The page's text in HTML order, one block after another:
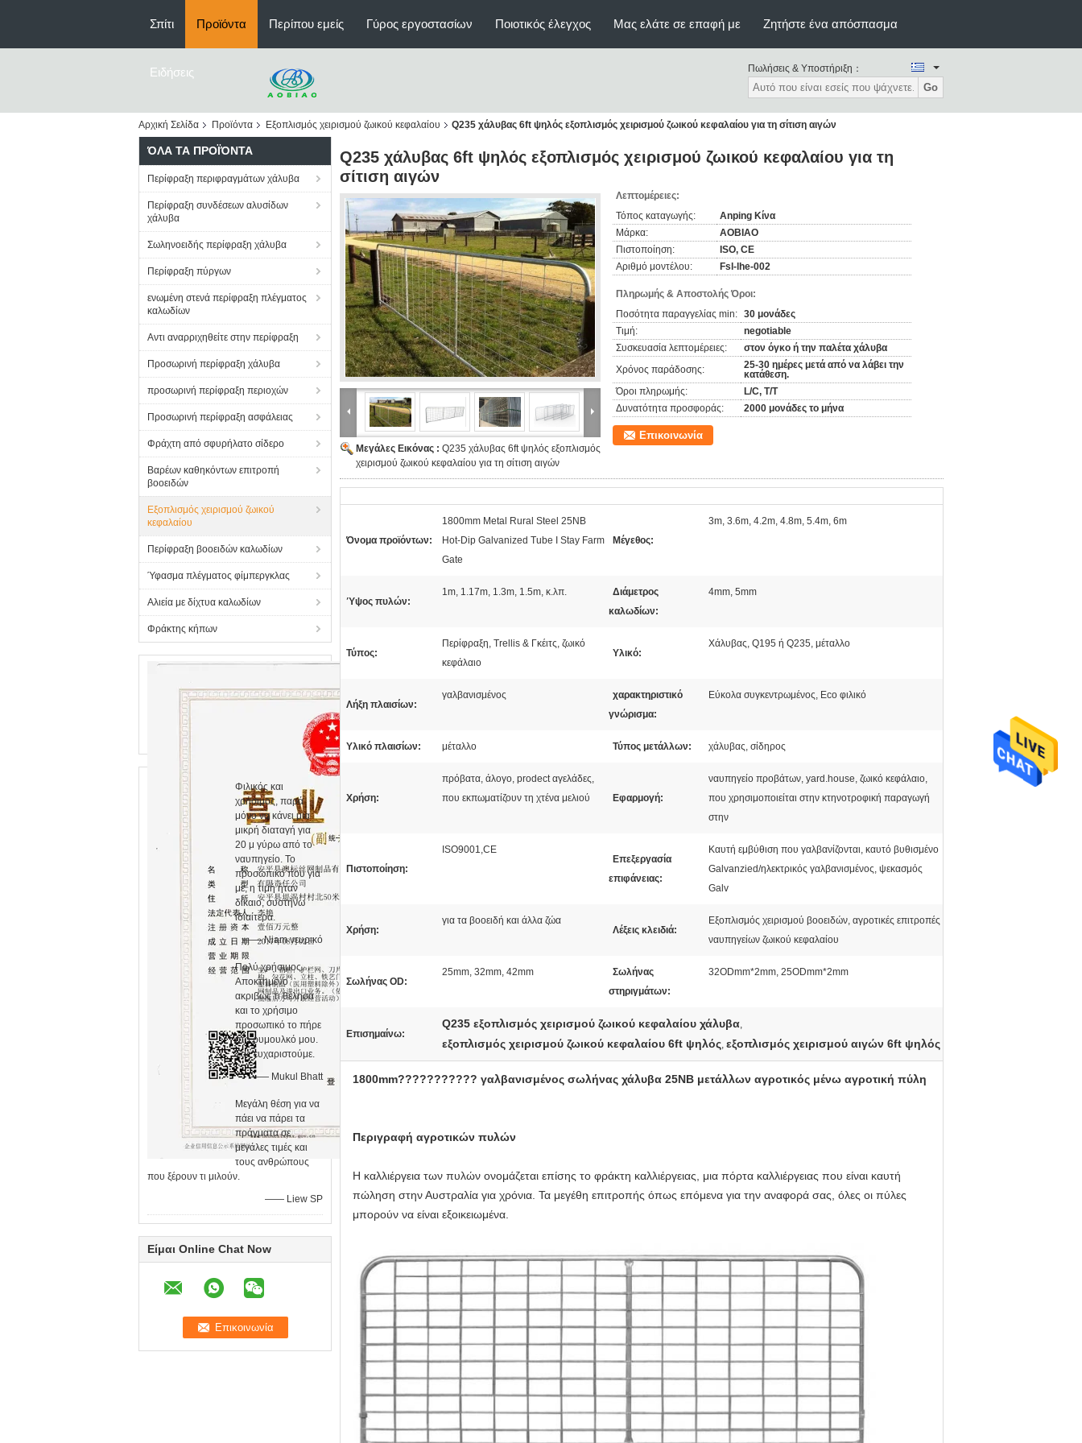
Σπίτι Προϊόντα Περίπου εμείς Γύρος εργοστασίων Ποιοτικός έλεγχος Μας ελάτε σε επαφή με Ζητήστε ένα απόσπασμα
Ειδήσεις Πωλήσεις & Υποστήριξη：
Go
Αρχική Σελίδα Προϊόντα Εξοπλισμός χειρισμού ζωικού κεφαλαίου Q235 χάλυβας 6ft ψηλός εξοπλισμός χειρισμού ζωικού κεφαλαίου για τη σίτιση αιγών
ΌΛΑ ΤΑ ΠΡΟΪΌΝΤΑ
Περίφραξη περιφραγμάτων χάλυβα
Περίφραξη συνδέσεων αλυσίδων
χάλυβα
Σωληνοειδής περίφραξη χάλυβα
Περίφραξη πύργων
ενωμένη στενά περίφραξη πλέγματος
καλωδίων
Αντι αναρριχηθείτε στην περίφραξη
Προσωρινή περίφραξη χάλυβα
προσωρινή περίφραξη περιοχών
Προσωρινή περίφραξη ασφάλειας
Φράχτη από σφυρήλατο σίδερο
Βαρέων καθηκόντων επιτροπή
βοοειδών
Εξοπλισμός χειρισμού ζωικού
κεφαλαίου
Περίφραξη βοοειδών καλωδίων
Ύφασμα πλέγματος φίμπεργκλας
Αλιεία με δίχτυα καλωδίων
Φράκτης κήπων
Φιλικός και
χρήσιμος, παρά
μόνο να κάνει μια
μικρή διαταγή για
20 μ γύρω από το
ναυπηγείο. Το
προσωπικό που για
με, η τιμή ήταν
δίκαιο, συστήνω
ιδιαίτερα.
—— Niam νευρικό
Πολύ χρήσιμος.
Αποκτημένο
ακριβώς τι θέλησα
και το χρήσιμο
προσωπικό το πήρε
στο ρυμουλκό μου.
Σας ευχαριστούμε.
—— Mukul Bhatt
Μεγάλη θέση για να
πάει να πάρει τα
πράγματα σε
μεγάλες τιμές και
τους ανθρώπους
που ξέρουν τι μιλούν.
—— Liew SP
Είμαι Online Chat Now
Q235 χάλυβας 6ft ψηλός εξοπλισμός χειρισμού ζωικού κεφαλαίου για τη
σίτιση αιγών
Μεγάλες Εικόνας : Q235 χάλυβας 6ft ψηλός εξοπλισμός
χειρισμού ζωικού κεφαλαίου για τη σίτιση αιγών
Λεπτομέρειες:
Τόπος καταγωγής:
Anping Κίνα
Μάρκα:
AOBIAO
Πιστοποίηση:
ISO, CE
Αριθμό μοντέλου:
Fsl-lhe-002
Πληρωμής & Αποστολής Όροι:
Ποσότητα παραγγελίας min: 30 μονάδες
Τιμή:
negotiable
Συσκευασία λεπτομέρειες:
στον όγκο ή την παλέτα χάλυβα
Χρόνος παράδοσης:
25-30 ημέρες μετά από να λάβει την
κατάθεση.
Όροι πληρωμής:
L/C, T/T
Δυνατότητα προσφοράς:
2000 μονάδες το μήνα
Επικοινωνία
Όνομα προϊόντων:
1800mm Metal Rural Steel 25NB
Hot-Dip Galvanized Tube I Stay Farm
Gate
Μέγεθος:
3m, 3.6m, 4.2m, 4.8m, 5.4m, 6m
Ύψος πυλών:
1m, 1.17m, 1.3m, 1.5m, κ.λπ.
Διάμετρος
καλωδίων:
4mm, 5mm
Τύπος:
Περίφραξη, Trellis & Γκέιτς, ζωικό
κεφάλαιο
Υλικό:
Χάλυβας, Q195 ή Q235, μέταλλο
Λήξη πλαισίων:
γαλβανισμένος
χαρακτηριστικό
γνώρισμα:
Εύκολα συγκεντρωμένος, Eco φιλικό
Υλικό πλαισίων: μέταλλο Τύπος μετάλλων: χάλυβας, σίδηρος
Χρήση:
πρόβατα, άλογο, prodect αγελάδες,
που εκπωματίζουν τη χτένα μελιού
Εφαρμογή:
ναυπηγείο προβάτων, yard.house, ζωικό κεφάλαιο,
που χρησιμοποιείται στην κτηνοτροφική παραγωγή
στην
Πιστοποίηση:
ISO9001,CE
Επεξεργασία
επιφάνειας:
Καυτή εμβύθιση που γαλβανίζονται, καυτό βυθισμένο
Galvanzied/ηλεκτρικός γαλβανισμένος, ψεκασμός
Galv
Χρήση:
για τα βοοειδή και άλλα ζώα
Λέξεις κλειδιά:
Εξοπλισμός χειρισμού βοοειδών, αγροτικές επιτροπές
ναυπηγείων ζωικού κεφαλαίου
Σωλήνας OD:
25mm, 32mm, 42mm
Σωλήνας
στηριγμάτων:
32ODmm*2mm, 25ODmm*2mm
Επισημαίνω:
Q235 εξοπλισμός χειρισμού ζωικού κεφαλαίου χάλυβα,
εξοπλισμός χειρισμού ζωικού κεφαλαίου 6ft ψηλός, εξοπλισμός χειρισμού αιγών 6ft ψηλός
1800mm??????????? γαλβανισμένος σωλήνας χάλυβα 25NB μετάλλων αγροτικός μένω αγροτική πύλη
Περιγραφή αγροτικών πυλών
Η καλλιέργεια των πυλών ονομάζεται επίσης το φράκτη καλλιέργειας, μια πόρτα καλλιέργειας που είναι καυτή
πώληση στην Αυστραλία για χρόνια. Τα μεγέθη επιτροπής όπως επόμενα για την αναφορά σας, όλες οι πύλες
μπορούν να είναι εξοικειωμένα.